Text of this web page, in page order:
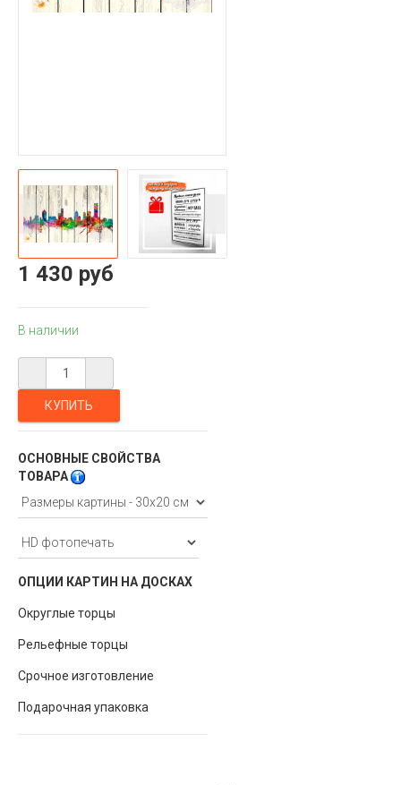
1 430 руб
В наличии
ОСНОВНЫЕ СВОЙСТВА
ТОВАРА
ОПЦИИ КАРТИН НА ДОСКАХ
Округлые торцы
Рельефные торцы
Срочное изготовление
Подарочная упаковка